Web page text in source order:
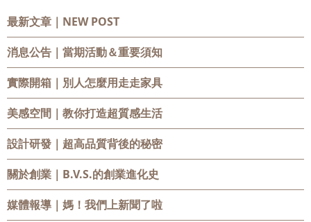
最新文章｜NEW POST
消息公告 ｜當期活動＆重要須知
實際開箱 ｜別人怎麼用走走家具
美感空間 ｜教你打造超質感生活
設計研發 ｜超高品質背後的秘密
關於創業 ｜B.V.S.的創業進化史
媒體報導 ｜媽！我們上新聞了啦